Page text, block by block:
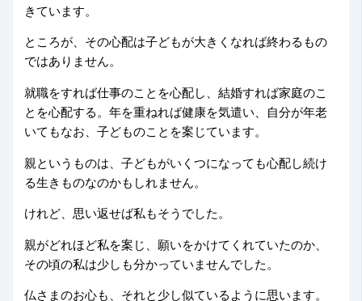
きています。
ところが、その心配は子どもが大きくなれば終わるもの
ではありません。
就職をすれば仕事のことを心配し、結婚すれば家庭のこ
とを心配する。年を重ねれば健康を気遣い、自分が年老
いてもなお、子どものことを案じています。
親というものは、子どもがいくつになっても心配し続け
る生きものなのかもしれません。
けれど、思い返せば私もそうでした。
親がどれほど私を案じ、願いをかけてくれていたのか、
その頃の私は少しも分かっていませんでした。
仏さまのお心も、それと少し似ているように思います。